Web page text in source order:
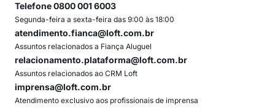
Telefone 0800 001 6003
Segunda-feira a sexta-feira das 9:00 às 18:00
atendimento.fianca@loft.com.br
Assuntos relacionados a Fiança Aluguel
relacionamento.plataforma@loft.com.br
Assuntos relacionados ao CRM Loft
imprensa@loft.com.br
Atendimento exclusivo aos profissionais de imprensa